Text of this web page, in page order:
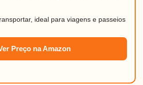
ideal para viagens e passeios
Preço na Amazon